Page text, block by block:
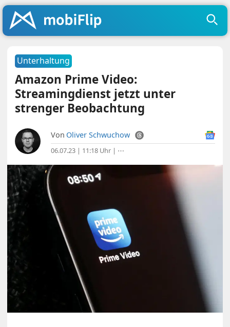
Unterhaltung
Amazon Prime Video:
Streamingdienst jetzt unter
strenger Beobachtung
Von Oliver Schwuchow
06.07.23 | 11:18 Uhr | ⋯